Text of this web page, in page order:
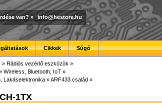
van? » info@hestore.hu
Cikkek Súgó
» Rádiós vezérlő eszközök »
Wireless, Bluetooth, IoT »
Lakáselektronika »ARF433 család »
1TX